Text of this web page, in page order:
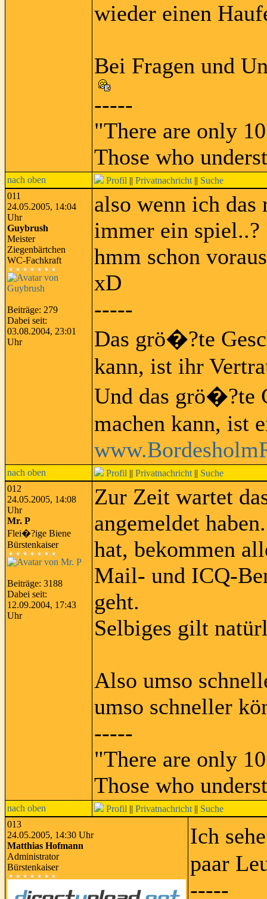
wieder einen
Bei Fragen und
-----
"There are only
Those who
nach oben Profil || Privatnachricht || Suche
011
24.05.2005, 14:04
Uhr
Guybrush
Meister
Ziegenbärtchen
WC-Fachkraft
Beiträge: 279
Dabei seit:
03.08.2004, 23:01
Uhr
also wenn ich
immer ein spiel..?
hmm schon
xD
-----
Das grö�?te
kann, ist ihr
Und das grö�?te
machen kann, ist
nach oben Profil || Privatnachricht || Suche
012
24.05.2005, 14:08
Uhr
Mr. P
Flei�?ige Biene
Bürstenkaiser
Beiträge: 3188
Dabei seit:
12.09.2004, 17:43
Uhr
Zur Zeit wartet
angemeldet
hat, bekommen
Mail- und ICQ-
geht.
Selbiges gilt
Also umso
umso schneller
-----
"There are only
Those who
nach oben Profil || Privatnachricht || Suche
013
24.05.2005, 14:30 Uhr
Matthias Hofmann
Administrator
Bürstenkaiser
Ich
paar
-----